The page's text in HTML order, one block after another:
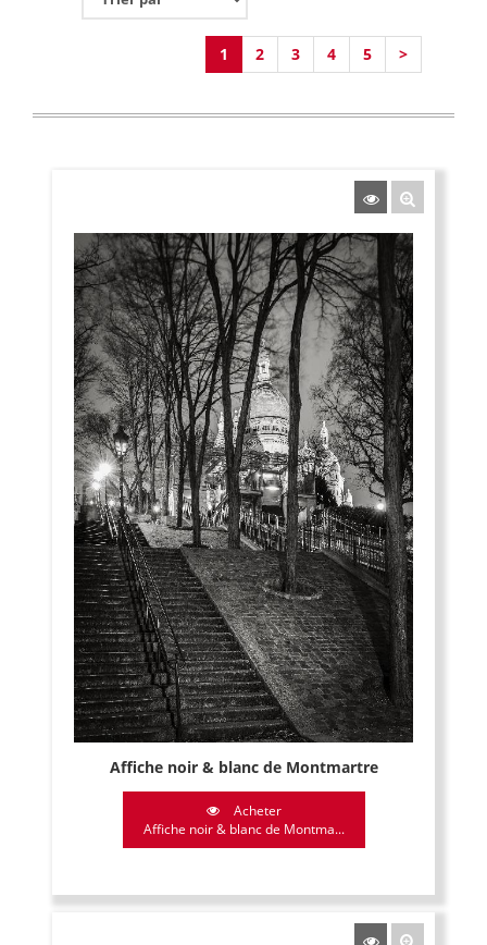
1 2 3 4 5 >
Affiche noir & blanc de Montmartre
Acheter
Affiche noir & blanc de Montma...